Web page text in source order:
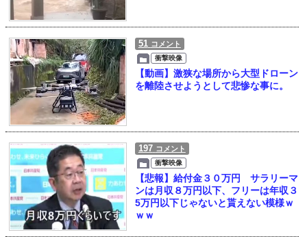
51 コメント
衝撃映像
【動画】激狭な場所から大型ドローン
を離陸させようとして悲惨な事に。
197 コメント
衝撃映像
【悲報】給付金３０万円 サラリーマ
ンは月収８万円以下、フリーは年収３
5万円以下じゃないと貰えない模様ｗ
ｗｗ